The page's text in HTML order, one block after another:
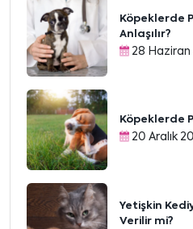
Köpeklerde
Anlaşılır?
28 Haziran
Köpeklerde
20 Aralık
Yetişkin
Verilir mi?